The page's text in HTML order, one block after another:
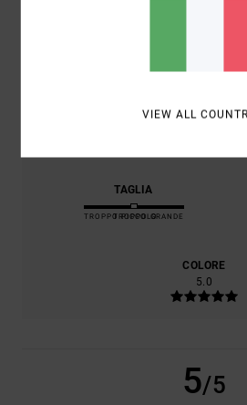
RAPPORTO QUALITÀ-
TAGLIA
TROPPO PICCOLO
TROPPO GRANDE
COLORE
5.0
5/5
VIEW ALL